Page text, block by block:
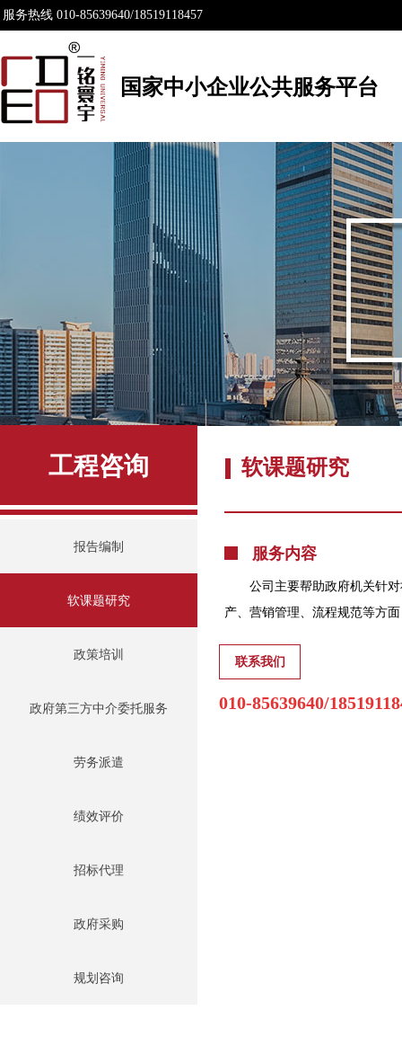
服务热线 010-85639640/18519118457
国家中小企业公共服务平台
工程咨询
报告编制
软课题研究
政策培训
政府第三方中介委托服务
劳务派遣
绩效评价
招标代理
政府采购
规划咨询
软课题研究
公司主要帮助政府机关针
产、营销管理、流程规范等方
服务内容
联系我们
010-85639640/